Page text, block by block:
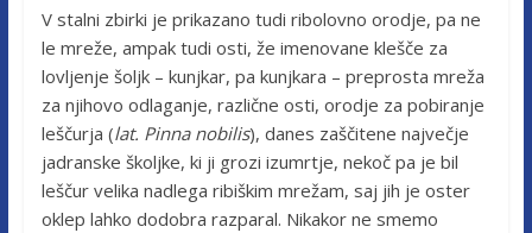
V stalni zbirki je prikazano tudi ribolovno orodje, pa ne
le mreže, ampak tudi osti, že imenovane klešče za
lovljenje šoljk – kunjkar, pa kunjkara – preprosta mreža
za njihovo odlaganje, različne osti, orodje za pobiranje
leščurja (lat. Pinna nobilis), danes zaščitene največje
jadranske školjke, ki ji grozi izumrtje, nekoč pa je bil
leščur velika nadlega ribiškim mrežam, saj jih je oster
oklep lahko dodobra razparal. Nikakor ne smemo